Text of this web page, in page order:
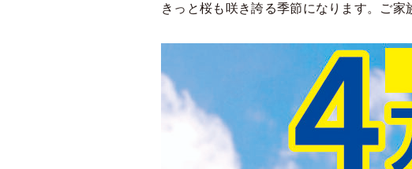
きっと桜も咲き誇る季節になります。ご家